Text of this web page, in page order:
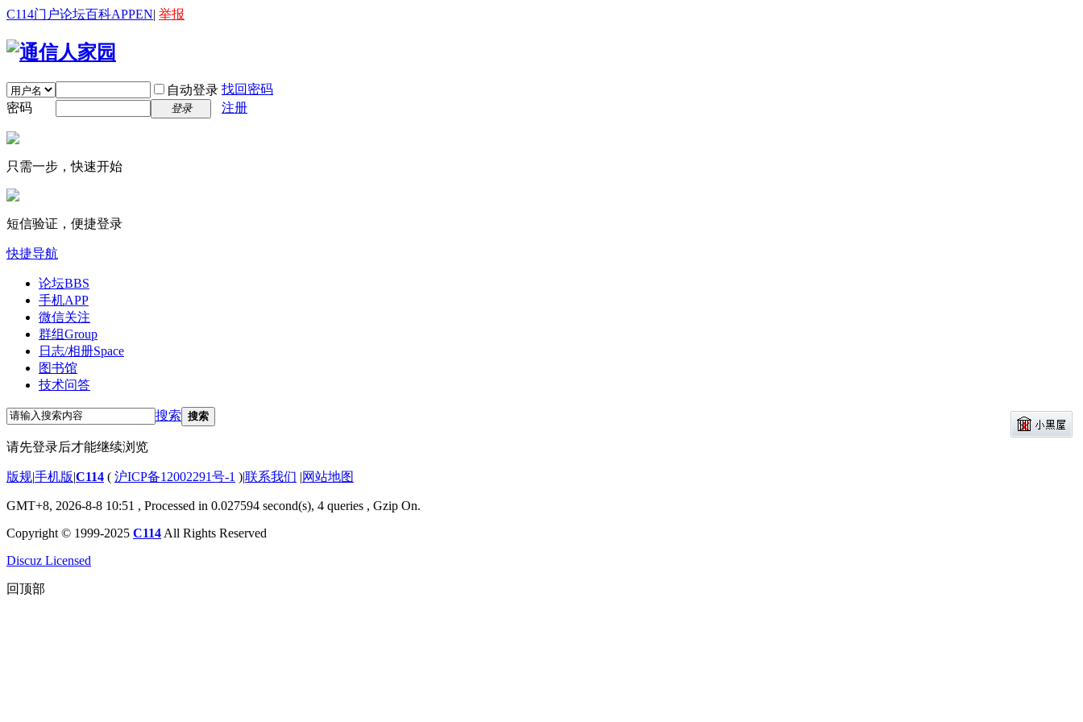
C114门户论坛百科APPEN| 举报
自动登录 找回密码
密码
登录 注册
只需一步，快速开始
短信验证，便捷登录
快捷导航
论坛BBS
手机APP
微信关注
群组Group
日志/相册Space
图书馆
技术问答
搜索 搜索
请先登录后才能继续浏览
版规|手机版|C114 ( 沪ICP备12002291号-1 )|联系我们 |网站地图
GMT+8, 2026-8-8 10:51 , Processed in 0.027594 second(s), 4 queries , Gzip On.
Copyright © 1999-2025 C114 All Rights Reserved
Discuz Licensed
回顶部